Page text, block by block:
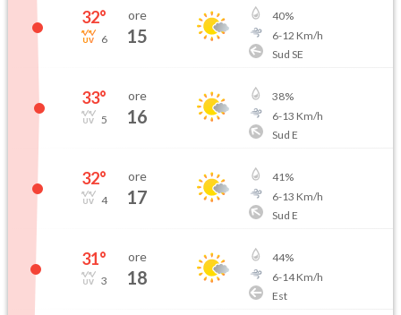
32°
6
ore
15
40%
6-12 Km/h
Sud SE
33°
5
ore
16
38%
6-13 Km/h
Sud E
32°
4
ore
17
41%
6-13 Km/h
Sud E
31°
3
ore
18
44%
6-14Km/h
Est